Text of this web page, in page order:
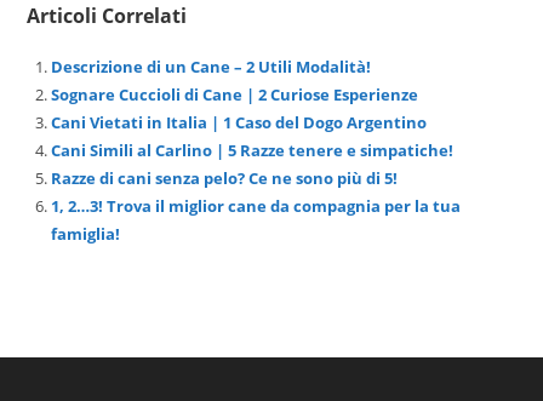
Articoli Correlati
Descrizione di un Cane – 2 Utili Modalità!
Sognare Cuccioli di Cane | 2 Curiose Esperienze
Cani Vietati in Italia | 1 Caso del Dogo Argentino
Cani Simili al Carlino | 5 Razze tenere e simpatiche!
Razze di cani senza pelo? Ce ne sono più di 5!
1, 2…3! Trova il miglior cane da compagnia per la tua
famiglia!